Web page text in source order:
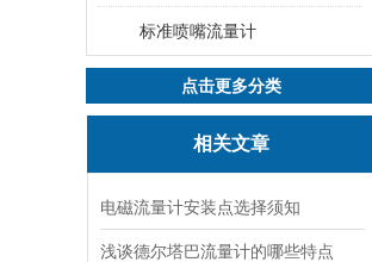
标准喷嘴流量计
点击更多分类
相关文章
电磁流量计安装点选择须知
浅谈德尔塔巴流量计的哪些特点